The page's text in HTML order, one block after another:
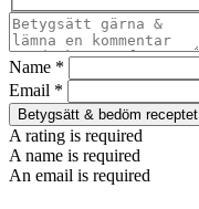
Name *
Email *
Betygsätt & bedöm receptet
A rating is required
A name is required
An email is required